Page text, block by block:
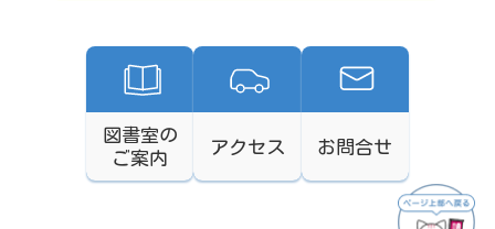
図書室の
ご案内
アクセス お問合せ